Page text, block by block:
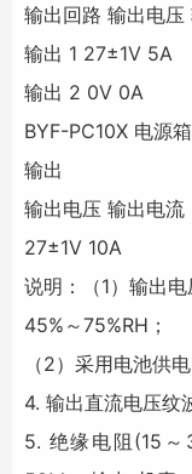
输出回路 输出电压
输出 1 27±1V 5A
输出 2 0V 0A
BYF-PC10X 电源箱
输出
输出电压 输出电流
27±1V 10A
说明：（1）输出
45%～75%RH；
（2）采用电池供
4. 输出直流电压纹
5. 绝缘电阻(15